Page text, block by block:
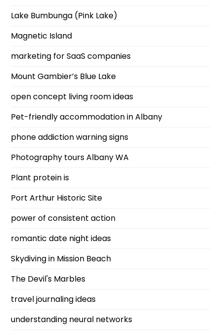
Lake Bumbunga (Pink Lake)
Magnetic Island
marketing for SaaS companies
Mount Gambier’s Blue Lake
open concept living room ideas
Pet-friendly accommodation in Albany
phone addiction warning signs
Photography tours Albany WA
Plant protein is
Port Arthur Historic Site
power of consistent action
romantic date night ideas
Skydiving in Mission Beach
The Devil's Marbles
travel journaling ideas
understanding neural networks